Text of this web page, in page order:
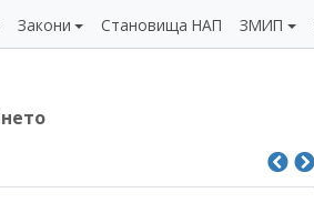
Закони Становища НАП ЗМИП